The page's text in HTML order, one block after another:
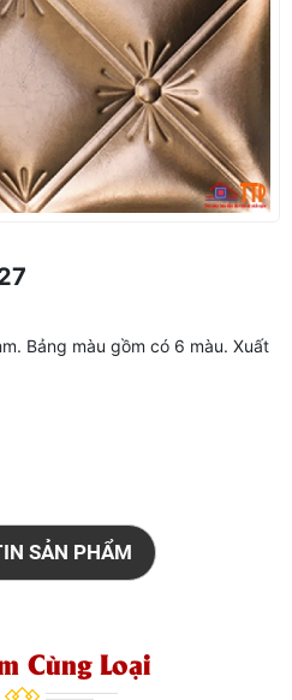
Bảng màu gồm có 6 màu. Xuất
SẢN PHẨM
Cùng Loại